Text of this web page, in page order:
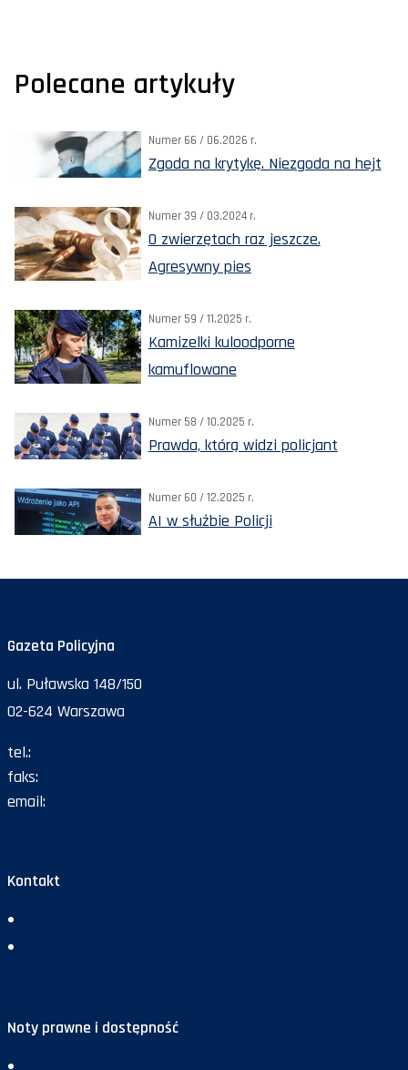
Polecane artykuły
Numer 66 / 06.2026 r.
Zgoda na krytykę. Niezgoda na hejt
Numer 39 / 03.2024 r.
O zwierzętach raz jeszcze.
Agresywny pies
Numer 59 / 11.2025 r.
Kamizelki kuloodporne
kamuflowane
Numer 58 / 10.2025 r.
Prawda, którą widzi policjant
Numer 60 / 12.2025 r.
AI w służbie Policji
Gazeta Policyjna
ul. Puławska 148/150
02-624 Warszawa
tel.:
faks:
email:
Kontakt
Noty prawne i dostępność